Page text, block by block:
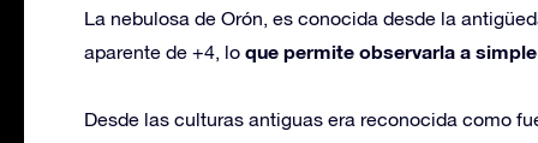
La nebulosa de Orón, es conocida desde la
aparente de +4, lo que permite observarla a
Desde las culturas antiguas era reconocida como